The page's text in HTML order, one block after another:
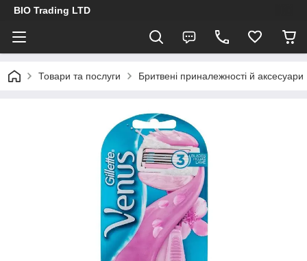
BIO Trading LTD
Товари та послуги Бритвені приналежності й аксесуари